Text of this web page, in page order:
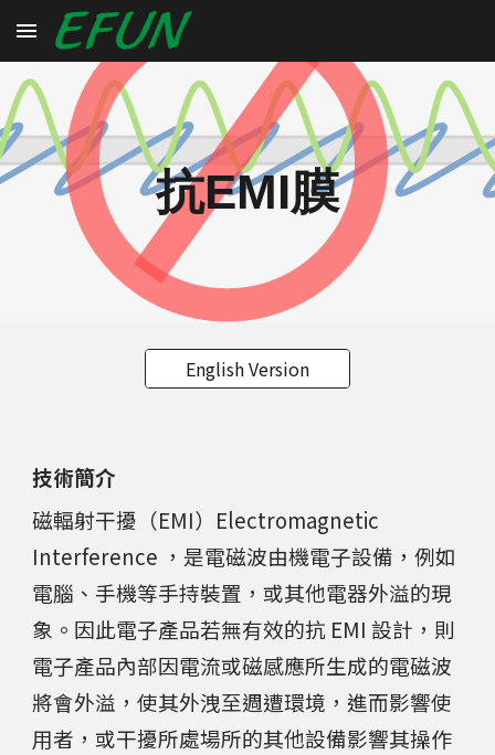
Skip to main content
抗EMI膜
English Version
技術簡介
磁輻射干擾（EMI）Electromagnetic
Interference ，是電磁波由機電子設備 ，例如
電腦、手機等手持裝置，或其他電器外溢的現
象。 因此電子產品若無有效的抗 EMI 設計 ，則
電子產品內部因電流或磁感應所生成的電磁波
將會外溢 ，使其外洩至週遭環境 ，進而影響使
用者，或干擾所處場所的其他設備影響其操作